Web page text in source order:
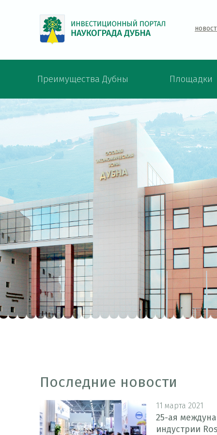
Преимущества Дубны Площадки
Последние новости
11 марта 2021
25-ая
индустрии